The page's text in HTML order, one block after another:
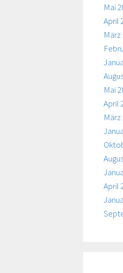
Mai
April
März
Mai
April
März
April